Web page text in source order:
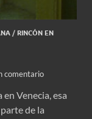
/ RINCÓN EN
comentario
Venecia, esa
de la